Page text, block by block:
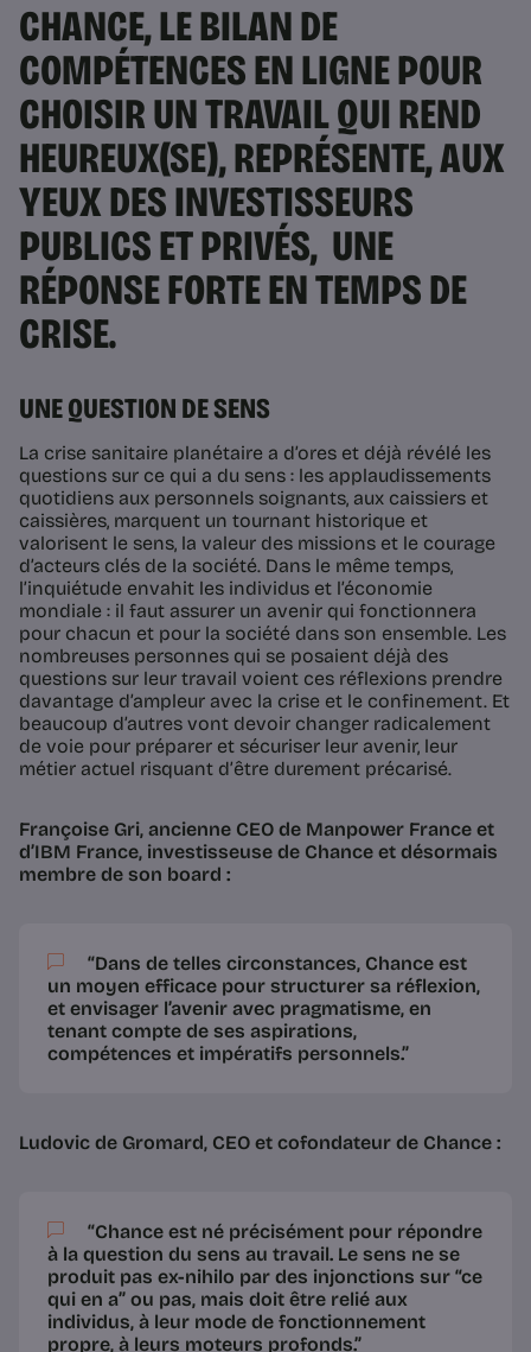
CHANCE, LE BILAN DE
COMPÉTENCES EN LIGNE POUR
CHOISIR UN TRAVAIL QUI REND
HEUREUX(SE), REPRÉSENTE, AUX
YEUX DES INVESTISSEURS
PUBLICS ET PRIVÉS, UNE
RÉPONSE FORTE EN TEMPS DE
CRISE.
UNE QUESTION DE SENS
La crise sanitaire planétaire a d’ores et déjà révélé les
questions sur ce qui a du sens : les applaudissements
quotidiens aux personnels soignants, aux caissiers et
caissières, marquent un tournant historique et
valorisent le sens, la valeur des missions et le courage
d’acteurs clés de la société. Dans le même temps,
l’inquiétude envahit les individus et l’économie
mondiale : il faut assurer un avenir qui fonctionnera
pour chacun et pour la société dans son ensemble. Les
nombreuses personnes qui se posaient déjà des
questions sur leur travail voient ces réflexions prendre
davantage d’ampleur avec la crise et le confinement. Et
beaucoup d’autres vont devoir changer radicalement
de voie pour préparer et sécuriser leur avenir, leur
métier actuel risquant d’être durement précarisé.
Françoise Gri, ancienne CEO de Manpower France et
d’IBM France, investisseuse de Chance et désormais
membre de son board :
“Dans de telles circonstances, Chance est
un moyen efficace pour structurer sa réflexion,
et envisager l’avenir avec pragmatisme, en
tenant compte de ses aspirations,
compétences et impératifs personnels.”
Ludovic de Gromard, CEO et cofondateur de Chance :
“Chance est né précisément pour répondre
à la question du sens au travail. Le sens ne se
produit pas ex-nihilo par des injonctions sur “ce
qui en a” ou pas, mais doit être relié aux
individus, à leur mode de fonctionnement
propre, à leurs moteurs profonds.”